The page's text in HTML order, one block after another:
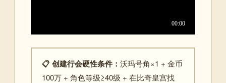
📋 创建行会硬性条件： 沃玛号角×1 + 金币
100万 + 角色等级≥40级 + 在比奇皇宫找